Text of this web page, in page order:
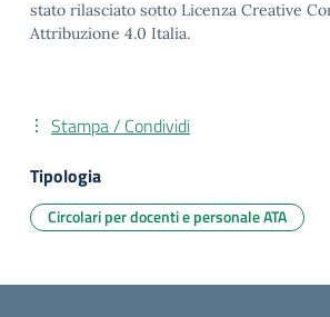
stato rilasciato sotto Licenza Creative
Attribuzione 4.0 Italia.
Stampa / Condividi
Tipologia
Circolari per docenti e personale ATA